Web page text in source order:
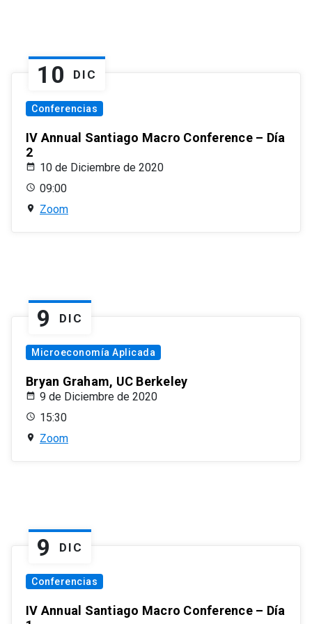
10 DIC
Conferencias
IV Annual Santiago Macro Conference – Día
2
10 de Diciembre de 2020
09:00
Zoom
9 DIC
Microeconomía Aplicada
Bryan Graham, UC Berkeley
9 de Diciembre de 2020
15:30
Zoom
9 DIC
Conferencias
IV Annual Santiago Macro Conference – Día